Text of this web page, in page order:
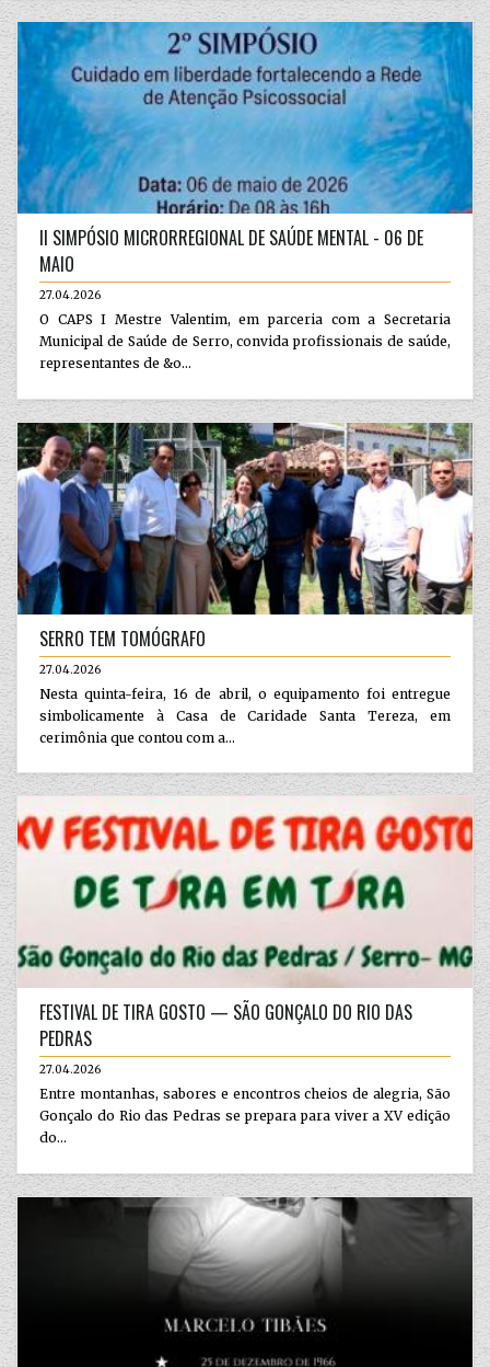
II SIMPÓSIO MICRORREGIONAL DE SAÚDE MENTAL - 06 DE
MAIO
27.04.2026
O CAPS I Mestre Valentim, em parceria com a Secretaria
Municipal de Saúde de Serro, convida profissionais de saúde,
representantes de &o...
SERRO TEM TOMÓGRAFO
27.04.2026
Nesta quinta-feira, 16 de abril, o equipamento foi entregue
simbolicamente à Casa de Caridade Santa Tereza, em
cerimônia que contou com a...
FESTIVAL DE TIRA GOSTO — SÃO GONÇALO DO RIO DAS
PEDRAS
27.04.2026
Entre montanhas, sabores e encontros cheios de alegria, São
Gonçalo do Rio das Pedras se prepara para viver a XV edição
do...